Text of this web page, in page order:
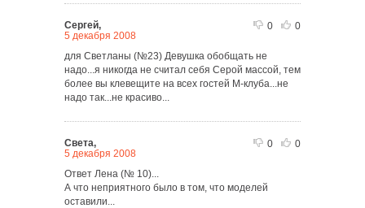
0 0
Сергей,
5 декабря 2008
для Светланы (№23) Девушка обобщать не
надо...я никогда не считал себя Серой массой, тем
более вы клевещите на всех гостей М-клуба...не
надо так...не красиво...
0 0
Света,
5 декабря 2008
Ответ Лена (№ 10)...
А что неприятного было в том, что моделей
оставили...